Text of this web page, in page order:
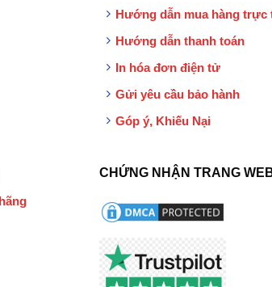
Hướng dẫn mua hàng trực
Hướng dẫn thanh toán
In hóa đơn điện tử
Gửi yêu cầu bảo hành
Góp ý, Khiếu Nại
CHỨNG NHẬN TRANG